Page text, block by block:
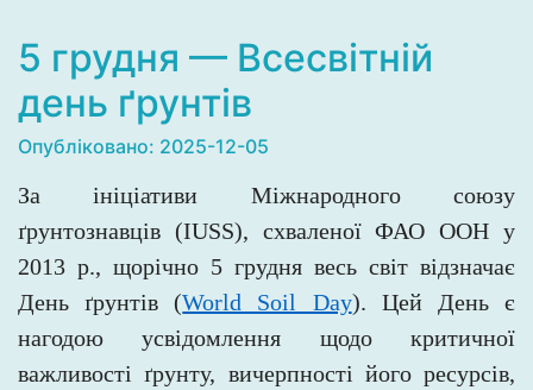
5 грудня — Всесвітній
день ґрунтів
Опубліковано: 2025-12-05
За ініціативи Міжнародного союзу
ґрунтознавців (IUSS), схваленої ФАО ООН у
2013 р., щорічно 5 грудня весь світ відзначає
День ґрунтів (World Soil Day). Цей День є
нагодою усвідомлення щодо критичної
важливості ґрунту, вичерпності його ресурсів,